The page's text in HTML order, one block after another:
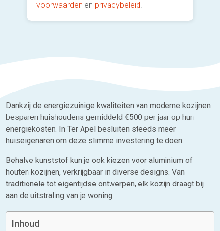
voorwaarden en privacybeleid.
Dankzij de energiezuinige kwaliteiten van moderne kozijnen
besparen huishoudens gemiddeld €500 per jaar op hun
energiekosten. In Ter Apel besluiten steeds meer
huiseigenaren om deze slimme investering te doen.
Behalve kunststof kun je ook kiezen voor aluminium of
houten kozijnen, verkrijgbaar in diverse designs. Van
traditionele tot eigentijdse ontwerpen, elk kozijn draagt bij
aan de uitstraling van je woning.
Inhoud